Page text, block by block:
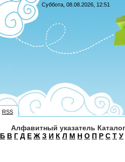
Суббота, 08.08.2026, 12:51
RSS
Алфавитный указатель
Б В Г Д Е Ж З И К Л М Н О П Р С Т У